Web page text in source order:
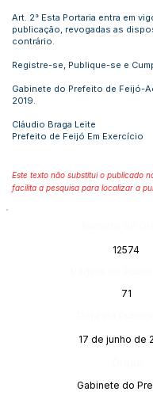
Art. 2° Esta Portaria entra em
publicação, revogadas as
contrário.
Registre-se, Publique-se e
Gabinete do Prefeito de Feijó-
2019.
Cláudio Braga Leite
Prefeito de Feijó Em Exercício
Este texto não substitui o publicado
facilita a pesquisa para localizar a
12574
71
17 de junho de
Gabinete do